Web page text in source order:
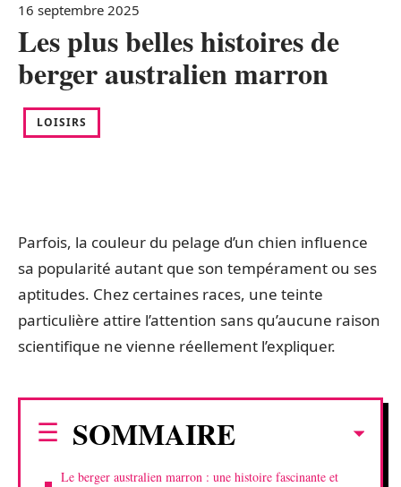
16 septembre 2025
Les plus belles histoires de
berger australien marron
LOISIRS
Parfois, la couleur du pelage d’un chien influence
sa popularité autant que son tempérament ou ses
aptitudes. Chez certaines races, une teinte
particulière attire l’attention sans qu’aucune raison
scientifique ne vienne réellement l’expliquer.
SOMMAIRE
Le berger australien marron : une histoire fascinante et